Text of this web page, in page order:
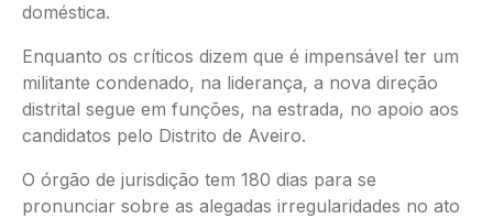
doméstica.
Enquanto os críticos dizem que é impensável ter um
militante condenado, na liderança, a nova direção
distrital segue em funções, na estrada, no apoio aos
candidatos pelo Distrito de Aveiro.
O órgão de jurisdição tem 180 dias para se
pronunciar sobre as alegadas irregularidades no ato